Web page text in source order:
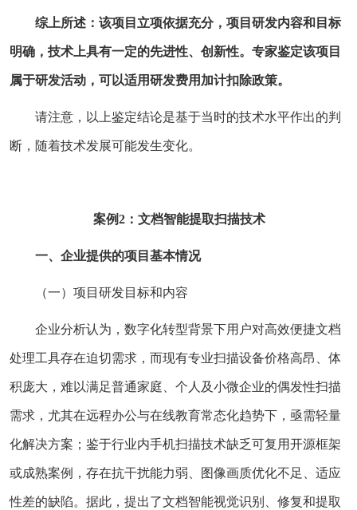
综上所述：该项目立项依据充分，项目研发内容和目标
明确，技术上具有一定的先进性、创新性。专家鉴定该项目
属于研发活动，可以适用研发费用加计扣除政策。
请注意，以上鉴定结论是基于当时的技术水平作出的判
断，随着技术发展可能发生变化。
案例2：文档智能提取扫描技术
一、企业提供的项目基本情况
（一）项目研发目标和内容
企业分析认为，数字化转型背景下用户对高效便捷文档
处理工具存在迫切需求，而现有专业扫描设备价格高昂、体
积庞大，难以满足普通家庭、个人及小微企业的偶发性扫描
需求，尤其在远程办公与在线教育常态化趋势下，亟需轻量
化解决方案；鉴于行业内手机扫描技术缺乏可复用开源框架
或成熟案例，存在抗干扰能力弱、图像画质优化不足、适应
性差的缺陷。据此，提出了文档智能视觉识别、修复和提取